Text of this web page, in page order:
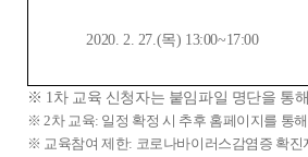
2020. 2. 27.(목) 13:00~17:00
※ 1차 교육 신청자는 붙임파일 명단을 통
※ 2차 교육: 일정 확정 시 추후 홈페이지를 통
※ 교육참여 제한: 코로나바이러스감염증 확진